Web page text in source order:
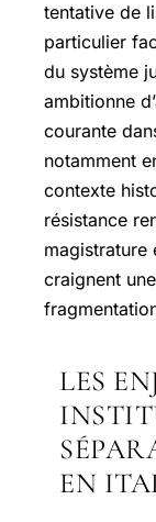
tentative de
particulier
du système
ambitionne
courante
notamment
contexte
résistance
magistrature
craignent
LES
EN